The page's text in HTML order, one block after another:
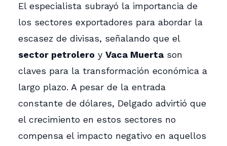
El especialista subrayó la importancia de
los sectores exportadores para abordar la
escasez de divisas, señalando que el
sector petrolero y Vaca Muerta son
claves para la transformación económica a
largo plazo. A pesar de la entrada
constante de dólares, Delgado advirtió que
el crecimiento en estos sectores no
compensa el impacto negativo en aquellos